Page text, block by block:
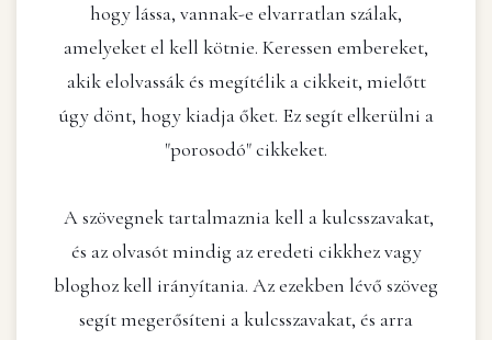
hogy lássa, vannak-e elvarratlan szálak,
amelyeket el kell kötnie. Keressen embereket,
akik elolvassák és megítélik a cikkeit, mielőtt
úgy dönt, hogy kiadja őket. Ez segít elkerülni a
"porosodó" cikkeket.
A szövegnek tartalmaznia kell a kulcsszavakat,
és az olvasót mindig az eredeti cikkhez vagy
bloghoz kell irányítania. Az ezekben lévő szöveg
segít megerősíteni a kulcsszavakat, és arra